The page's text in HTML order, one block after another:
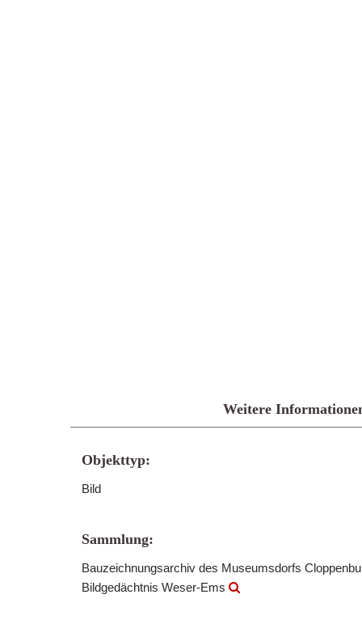
Weitere
Objekttyp:
Bild
Sammlung:
Bauzeichnungsarchiv des Museumsdorfs
Bildgedächtnis Weser-Ems